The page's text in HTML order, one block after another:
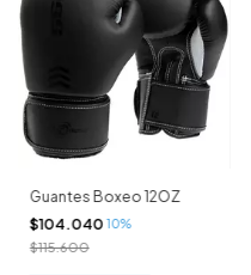
Guantes Boxeo 12OZ
$104.040 10%
$115.600